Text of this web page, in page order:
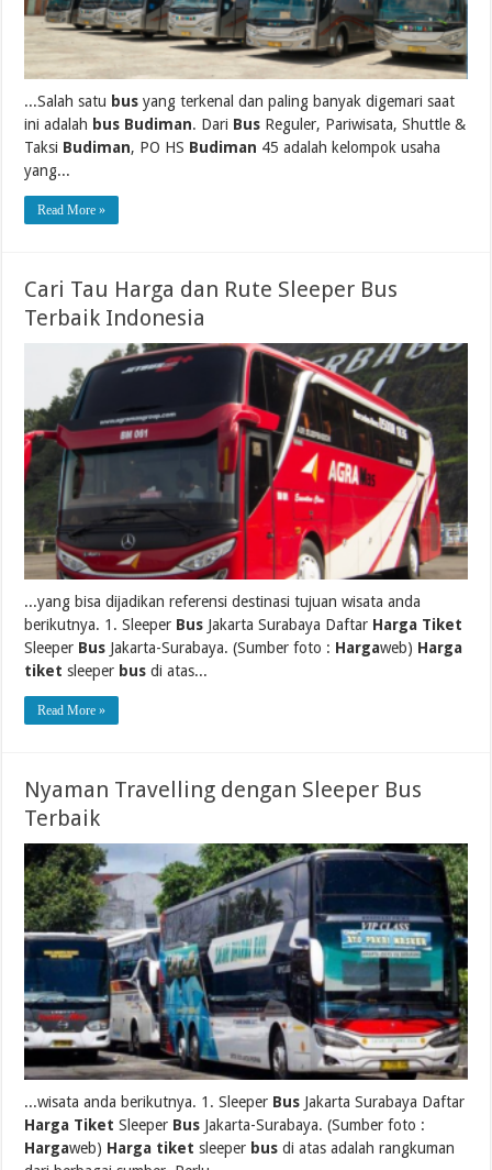
...Salah satu bus yang terkenal dan paling banyak digemari saat
ini adalah bus Budiman. Dari Bus Reguler, Pariwisata, Shuttle &
Taksi Budiman, PO HS Budiman 45 adalah kelompok usaha
yang...
Read More »
Cari Tau Harga dan Rute Sleeper Bus
Terbaik Indonesia
...yang bisa dijadikan referensi destinasi tujuan wisata anda
berikutnya. 1. Sleeper Bus Jakarta Surabaya Daftar Harga Tiket
Sleeper Bus Jakarta-Surabaya. (Sumber foto : Hargaweb) Harga
tiket sleeper bus di atas...
Read More »
Nyaman Travelling dengan Sleeper Bus
Terbaik
...wisata anda berikutnya. 1. Sleeper Bus Jakarta Surabaya Daftar
Harga Tiket Sleeper Bus Jakarta-Surabaya. (Sumber foto :
Hargaweb) Harga tiket sleeper bus di atas adalah rangkuman